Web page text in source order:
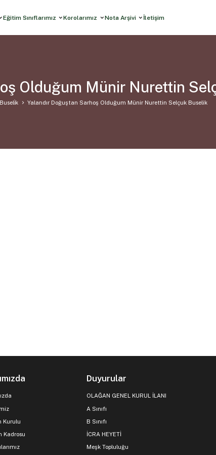
Eğitim Sınıflarımız Korolarımız Nota Arşivi İletişim
Olduğum Münir Nurettin
Buseli̇k Yalandır Doğuştan Sarhoş Olduğum Münir Nurettin Selçuk Buselik
Kurulu
Kadrosu
Duyurular
OLAĞAN GENEL KURUL İLANI
A Sınıfı
B Sınıfı
İCRA HEYETİ
Meşk Topluluğu